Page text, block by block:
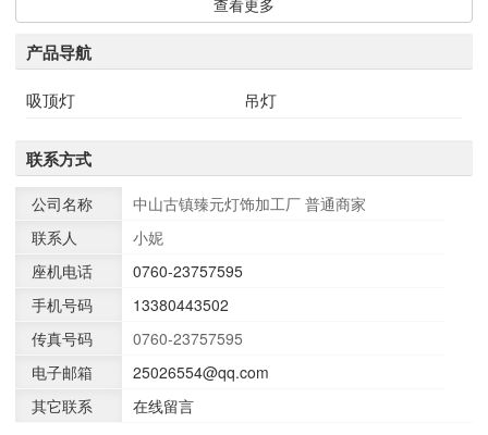
查看更多
产品导航
吸顶灯
吊灯
联系方式
公司名称 中山古镇臻元灯饰加工厂 普通商家
联系人
小妮
座机电话
0760-23757595
手机号码
13380443502
传真号码
0760-23757595
电子邮箱
25026554@qq.com
其它联系
在线留言